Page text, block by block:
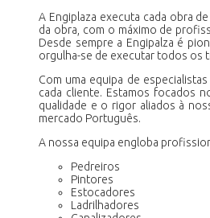
A Engiplaza executa cada obra
da obra, com o máximo de
Desde sempre a Engipalza é
orgulha-se de executar todos os
Com uma equipa de
cada cliente. Estamos focados
qualidade e o rigor aliados à
mercado Português.
A nossa equipa engloba
Pedreiros
Pintores
Estocadores
Ladrilhadores